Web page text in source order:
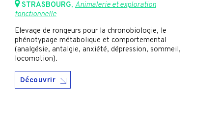
STRASBOURG, Animalerie et exploration
fonctionnelle
Elevage de rongeurs pour la chronobiologie, le
phénotypage métabolique et comportemental
(analgésie, antalgie, anxiété, dépression, sommeil,
locomotion).
Découvrir